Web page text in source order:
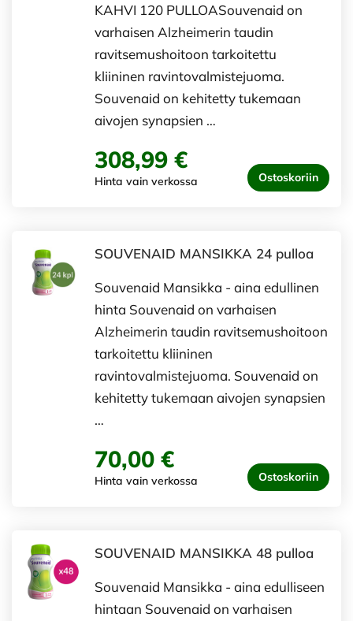
KAHVI 120 PULLOASouvenaid on
varhaisen Alzheimerin taudin
ravitsemushoitoon tarkoitettu
kliininen ravintovalmistejuoma.
Souvenaid on kehitetty tukemaan
aivojen synapsien …
308,99 €
Hinta vain verkossa Ostoskoriin
SOUVENAID MANSIKKA 24 pulloa
Souvenaid Mansikka - aina edullinen
hinta Souvenaid on varhaisen
Alzheimerin taudin ravitsemushoitoon
tarkoitettu kliininen
ravintovalmistejuoma. Souvenaid on
kehitetty tukemaan aivojen synapsien
…
70,00 €
Hinta vain verkossa Ostoskoriin
SOUVENAID MANSIKKA 48 pulloa
Souvenaid Mansikka - aina edulliseen
hintaan Souvenaid on varhaisen